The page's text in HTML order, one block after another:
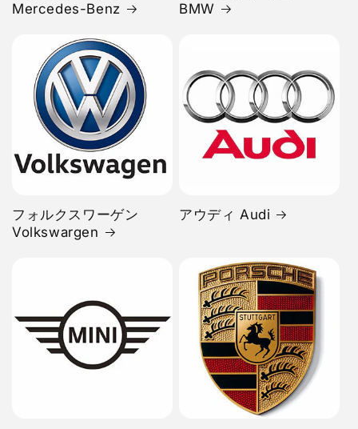
Mercedes-Benz
BMW
フォルクスワーゲン
Volkswargen
アウディ Audi